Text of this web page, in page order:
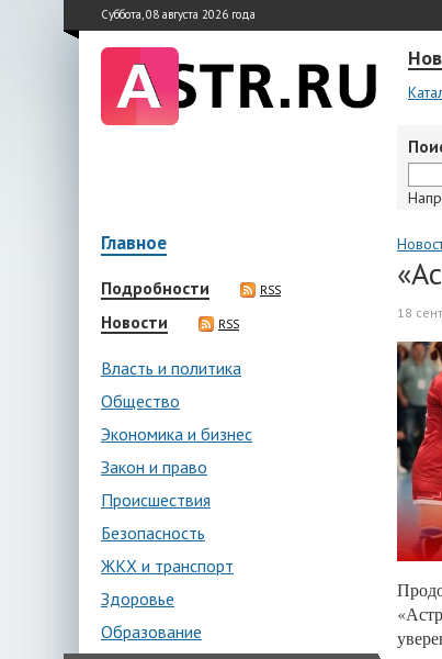
Суббота, 08 августа 2026 года
Главное
Подробности RSS
Новости RSS
Власть и политика
Общество
Экономика и бизнес
Закон и право
Происшествия
Безопасность
ЖКХ и транспорт
Здоровье
Образование
18